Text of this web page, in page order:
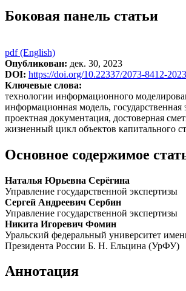
Боковая панель статьи
pdf (English)
Опубликован: дек. 30, 2023
DOI: https://doi.org/10.22337/2073-8412-
Ключевые слова:
технологии информационного
информационная модель, государственная
проектная документация, достоверная
жизненный цикл объектов капитального
Основное содержимое
Наталья Юрьевна Серёгина
Управление государственной экспертизы
Сергей Андреевич Сербин
Управление государственной экспертизы
Никита Игоревич Фомин
Уральский федеральный университет
Президента России Б. Н. Ельцина (УрФУ)
Аннотация